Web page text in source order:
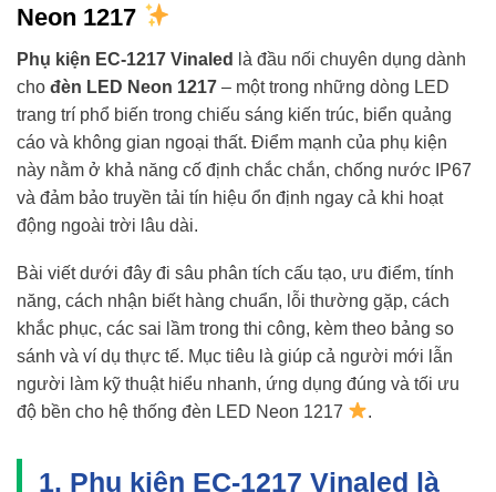
Neon 1217
Phụ kiện EC-1217 Vinaled
là đầu nối chuyên dụng dành
cho đèn LED Neon 1217 – một trong những dòng LED
trang trí phổ biến trong chiếu sáng kiến trúc, biển quảng
cáo và không gian ngoại thất. Điểm mạnh của phụ kiện
này nằm ở khả năng cố định chắc chắn, chống nước IP67
và đảm bảo truyền tải tín hiệu ổn định ngay cả khi hoạt
động ngoài trời lâu dài.
Bài viết dưới đây đi sâu phân tích cấu tạo, ưu điểm, tính
năng, cách nhận biết hàng chuẩn, lỗi thường gặp, cách
khắc phục, các sai lầm trong thi công, kèm theo bảng so
sánh và ví dụ thực tế. Mục tiêu là giúp cả người mới lẫn
người làm kỹ thuật hiểu nhanh, ứng dụng đúng và tối ưu
độ bền cho hệ thống đèn LED Neon 1217
.
1. Phụ kiện EC-1217 Vinaled là